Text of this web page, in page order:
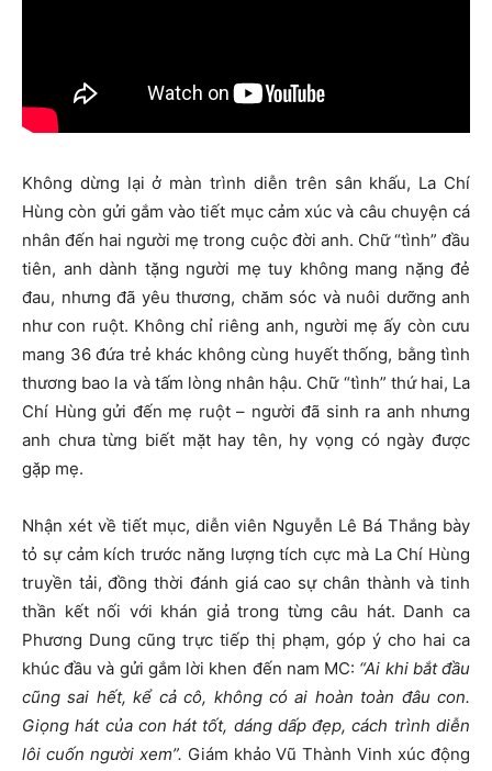
Không dừng lại ở màn trình diễn trên sân khấu, La Chí
Hùng còn gửi gắm vào tiết mục cảm xúc và câu chuyện cá
nhân đến hai người mẹ trong cuộc đời anh. Chữ “tình” đầu
tiên, anh dành tặng người mẹ tuy không mang nặng đẻ
đau, nhưng đã yêu thương, chăm sóc và nuôi dưỡng anh
như con ruột. Không chỉ riêng anh, người mẹ ấy còn cưu
mang 36 đứa trẻ khác không cùng huyết thống, bằng tình
thương bao la và tấm lòng nhân hậu. Chữ “tình” thứ hai, La
Chí Hùng gửi đến mẹ ruột – người đã sinh ra anh nhưng
anh chưa từng biết mặt hay tên, hy vọng có ngày được
gặp mẹ.
Nhận xét về tiết mục, diễn viên Nguyễn Lê Bá Thắng bày
tỏ sự cảm kích trước năng lượng tích cực mà La Chí Hùng
truyền tải, đồng thời đánh giá cao sự chân thành và tinh
thần kết nối với khán giả trong từng câu hát. Danh ca
Phương Dung cũng trực tiếp thị phạm, góp ý cho hai ca
khúc đầu và gửi gắm lời khen đến nam MC: “Ai khi bắt đầu
cũng sai hết, kể cả cô, không có ai hoàn toàn đâu con.
Giọng hát của con hát tốt, dáng dấp đẹp, cách trình diễn
lôi cuốn người xem”. Giám khảo Vũ Thành Vinh xúc động